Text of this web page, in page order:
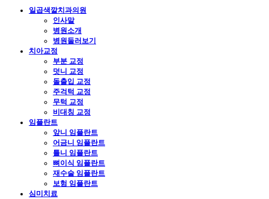
일곱색깔치과의원
인사말
병원소개
병원둘러보기
치아교정
부분 교정
덧니 교정
돌출입 교정
주걱턱 교정
무턱 교정
비대칭 교정
임플란트
앞니 임플란트
어금니 임플란트
틀니 임플란트
뼈이식 임플란트
재수술 임플란트
보험 임플란트
심미치료